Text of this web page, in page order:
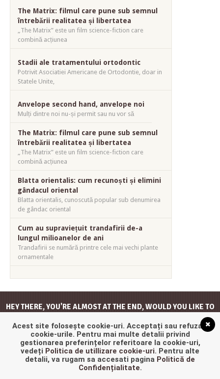
The Matrix: filmul care pune sub semnul
întrebării realitatea și libertatea
„The Matrix” este un film science-fiction care
combină acțiunea
Stadii ale tratamentului ortodontic
Potrivit Asociatiei Americane de Ortodontie, doar in
Statele Unite,
Anvelope second hand, anvelope noi
Mulți dintre noi nu-și permit sau nu vor să
The Matrix: filmul care pune sub semnul
întrebării realitatea și libertatea
„The Matrix” este un film science-fiction care
combină acțiunea
Blatta orientalis: cum recunoști și elimini
gândacul oriental
Blatta orientalis, cunoscută popular sub denumirea
de gândac oriental
Cum au supraviețuit trandafirii de-a
lungul milioanelor de ani
Trandafirii se numără printre cele mai vechi plante
ornamentale
HEY THERE, YOU'RE ALMOST AT THE END, WOULD YOU LIKE TO
Acest site folosește cookie-uri. Acceptați sau refuzați
cookie-urile. Pentru mai multe detalii privind
gestionarea preferințelor referitoare la cookie-uri,
vedeți Politica de utillizare cookie-uri. Pentru alte
detalii, va rugam sa accesati pagina Politică de
Confidențialitate.